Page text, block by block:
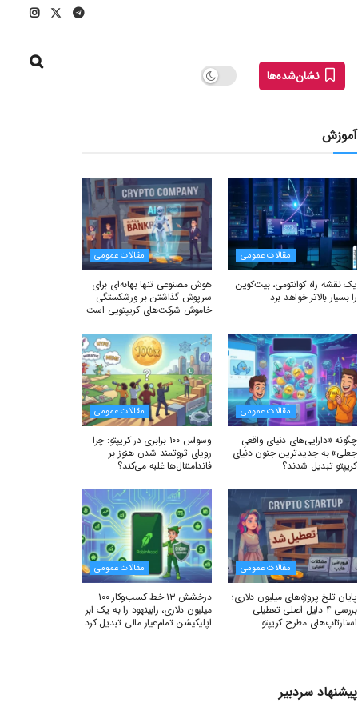
نشان‌شده‌ها
آموزش
مقالات عمومی
یک نقشه راه کوانتومی، بیت‌کوین
را بسیار بالاتر خواهد برد
مقالات عمومی
هوش مصنوعی تنها بهانه‌ای برای
سرپوش گذاشتن بر ورشکستگی
خاموش شرکت‌های کریپتویی است
مقالات عمومی
چگونه «دارایی‌های دنیای واقعیِ
جعلی» به جدیدترین جنون دنیای
کریپتو تبدیل شدند؟
مقالات عمومی
وسواس ۱۰۰ برابری در کریپتو: چرا
رویای ثروتمند شدن هنوز بر
فاندامنتال‌ها غلبه می‌کند؟
مقالات عمومی
پایان تلخ پروژه‌های میلیون دلاری؛
بررسی ۴ دلیل اصلی تعطیلی
استارتاپ‌های مطرح کریپتو
مقالات عمومی
درخشش ۱۳ خط کسب‌وکار ۱۰۰
میلیون دلاری، رابینهود را به یک ابر
اپلیکیشن تمام‌عیار مالی تبدیل کرد
پیشنهاد سردبیر